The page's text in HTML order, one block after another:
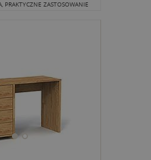
PRAKTYCZNE ZASTOSOWANIE